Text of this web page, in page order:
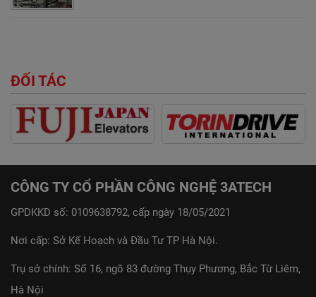
ĐỐI TÁC
CÔNG TY CỔ PHẦN CÔNG NGHỆ 3ATECH
GPDKKD số: 0109638792, cấp ngày 18/05/2021
Nơi cấp: Sở Kế Hoạch và Đầu Tư TP Hà Nội.
Trụ sở chính: Số 16, ngõ 83 đường Thụy Phương, Bắc Từ Liêm,
Hà Nội